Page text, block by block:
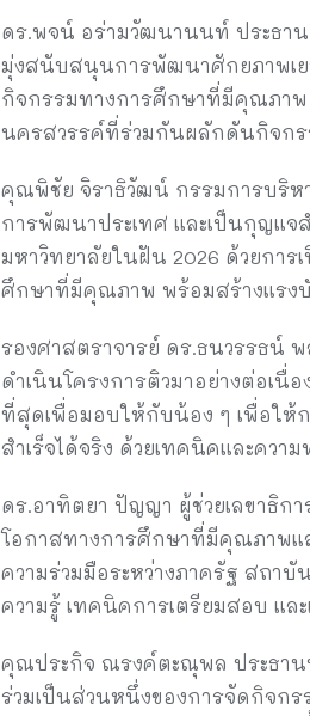
ดร.พจน์ อร่ามวัฒนานนท์ ประธาน
มุ่งสนับสนุนการพัฒนาศักยภาพเย
กิจกรรมทางการศึกษาที่มีคุณภาพ
นครสวรรค์ที่ร่วมกันผลักดันกิจกร
คุณพิชัย จิราธิวัฒน์ กรรมการบริห
การพัฒนาประเทศ และเป็นกุญแจ
มหาวิทยาลัยในฝัน 2026 ด้วยการ
ศึกษาที่มีคุณภาพ พร้อมสร้างแรง
รองศาสตราจารย์ ดร.ธนวรรธน์
ดำเนินโครงการติวมาอย่างต่อเนื่
ที่สุดเพื่อมอบให้กับน้อง ๆ เพื่อให้
สำเร็จได้จริง ด้วยเทคนิคและควา
ดร.อาทิตยา ปัญญา ผู้ช่วยเลขาธิก
โอกาสทางการศึกษาที่มีคุณภาพแล
ความร่วมมือระหว่างภาครัฐ สถาบั
ความรู้ เทคนิคการเตรียมสอบ แล
คุณประกิจ ณรงค์ตะณุพล ประธาน
ร่วมเป็นส่วนหนึ่งของการจัดกิจกร